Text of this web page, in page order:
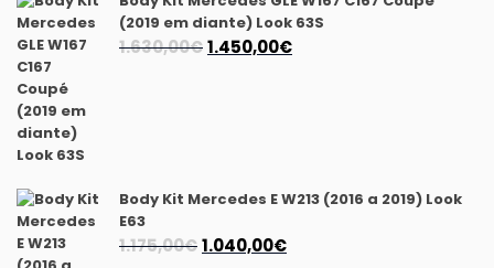
940,00€.870,00€.
(2019 em diante) Look 63S
1.630,00€O
1.450,00€O
Body Kit Mercedes E W213 (2016 a 2019) Look
E63
1.175,00€O
1.040,00€O